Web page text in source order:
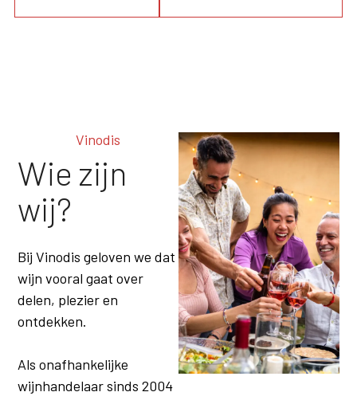
Jakobsschelpen
Kruidige Gerechten
Koude Gerechten
Zoete En Hartige
Gerechten
Vis
Vis In Saus
Varkensvlees
Pompoenen
Risotto
Salades
Wild Zwijn
Zalm
Terrines
Kalfsvlees
Vlees
Vinodis
Wie zijn
wij?
Bij Vinodis geloven we dat
wijn vooral gaat over
delen, plezier en
ontdekken.
Als onafhankelijke
wijnhandelaar sinds 2004